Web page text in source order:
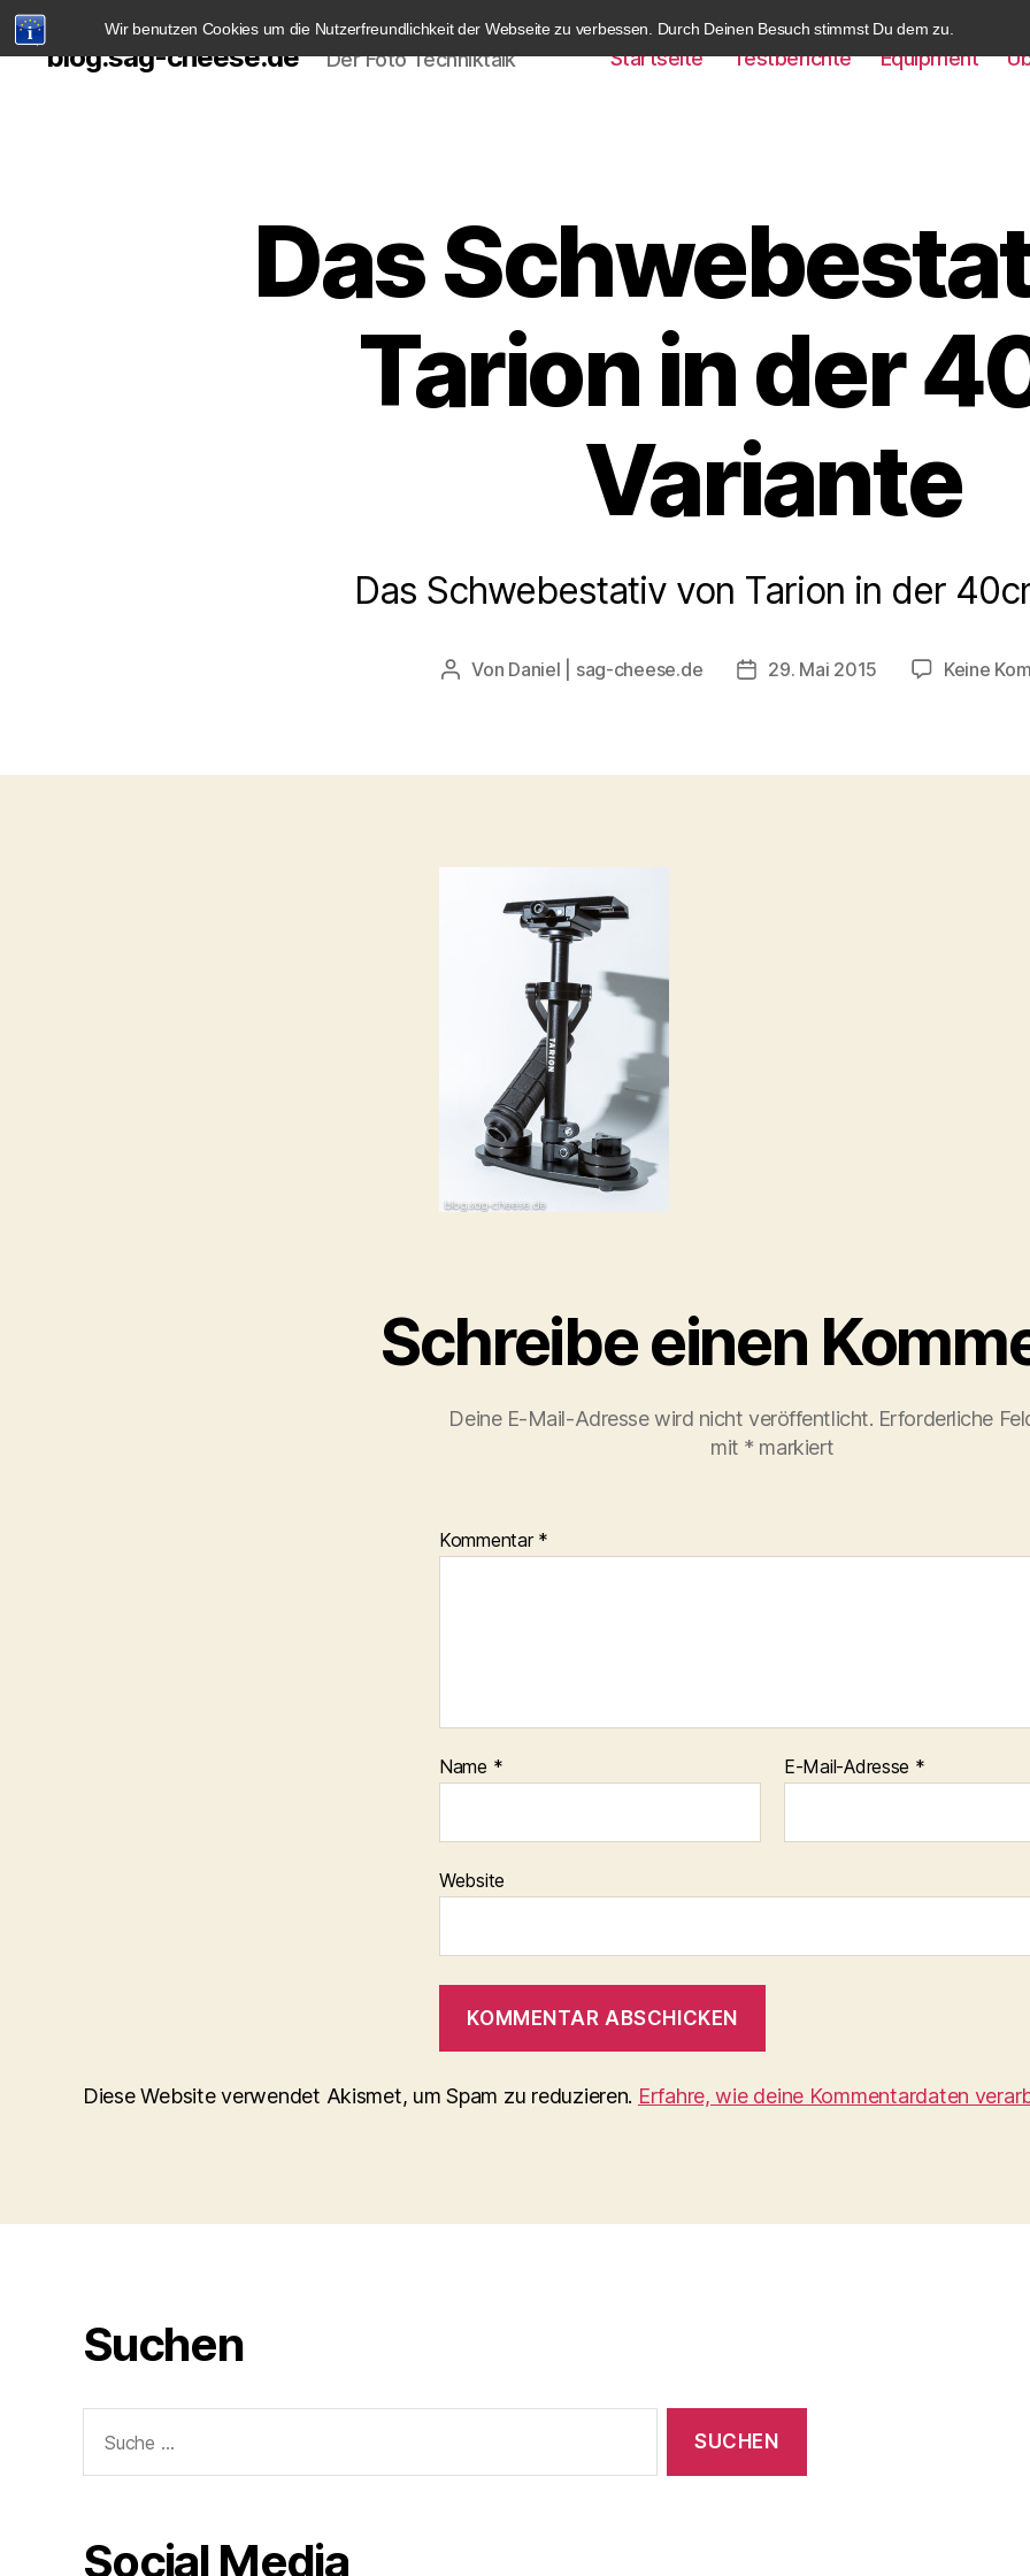
Wir benutzen Cookies um die Nutzerfreundlichkeit der Webseite zu verbessen. Durch Deinen Besuch stimmst Du dem zu.
blog.sag-cheese.de Der Foto Techniktalk Startseite Testberichte Equipment
Das
Tarion in der
Variante
Das Schwebestativ von Tarion in der
Beitragsautor
Von Daniel | sag-cheese.de Beitragsdatum
29. Mai 2015 Keine
Schreibe einen
Deine E-Mail-Adresse wird nicht veröffentlicht. Erforderliche
mit * markiert
Kommentar *
Name * E-Mail-Adresse *
Website
Diese Website verwendet Akismet, um Spam zu reduzieren. Erfahre, wie deine Kommentardaten
Suchen
nach:
Social Media